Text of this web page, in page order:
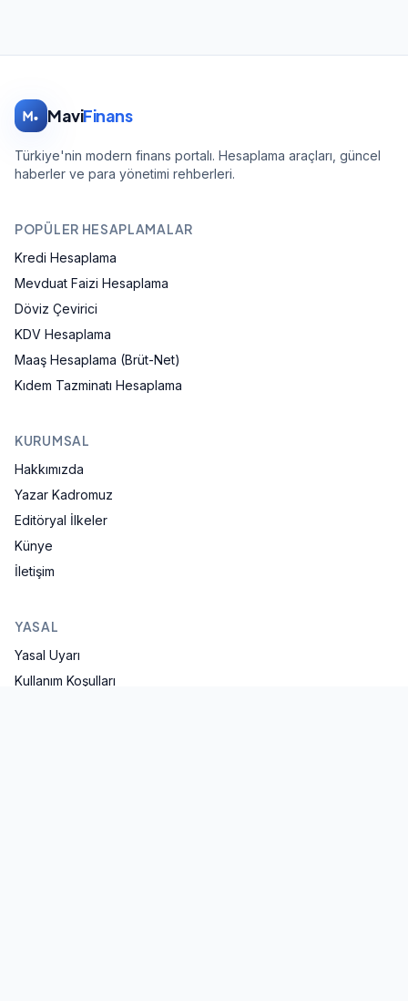
MaviFinans
Türkiye'nin modern finans portalı. Hesaplama araçları, güncel
haberler ve para yönetimi rehberleri.
POPÜLER HESAPLAMALAR
Kredi Hesaplama
Mevduat Faizi Hesaplama
Döviz Çevirici
KDV Hesaplama
Maaş Hesaplama (Brüt-Net)
Kıdem Tazminatı Hesaplama
KURUMSAL
Hakkımızda
Yazar Kadromuz
Editöryal İlkeler
Künye
İletişim
YASAL
Yasal Uyarı
Kullanım Koşulları